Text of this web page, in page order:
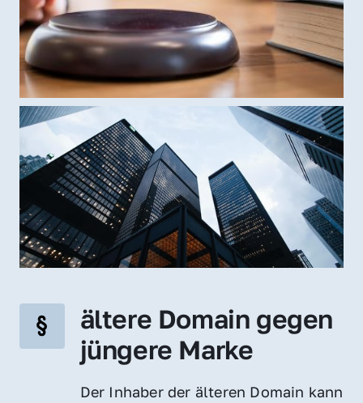
ältere Domain gegen
jüngere Marke
Der Inhaber der älteren Domain kann